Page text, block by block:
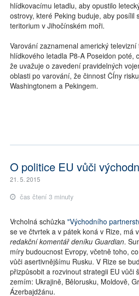
hlídkovacímu letadlu, aby opustilo
ostrovy, které Peking buduje, aby posílil
teritorium v Jihočínském moři.
Varování zaznamenal americký
hlídkového letadla P8-A Poseidon poté,
že uvažuje o zavedení pravidelných
oblasti po varování, že činnost ČÍny
Washingtonem a Pekingem.
O politice EU vůči
21. 5. 2015
čas čtení 3 minuty
Vrcholná schůzka "Východního
se ve čtvrtek a v pátek koná v Rize, má
redakční komentář deníku Guardian.
míry budoucnost Evropy, včetně toho,
vůči asertivnějšímu Rusku. V Rize se
přizpůsobit a rozvinout strategii EU vůči
zemím: Ukrajině, Bělorusku, Moldově,
Ázerbajdžánu.